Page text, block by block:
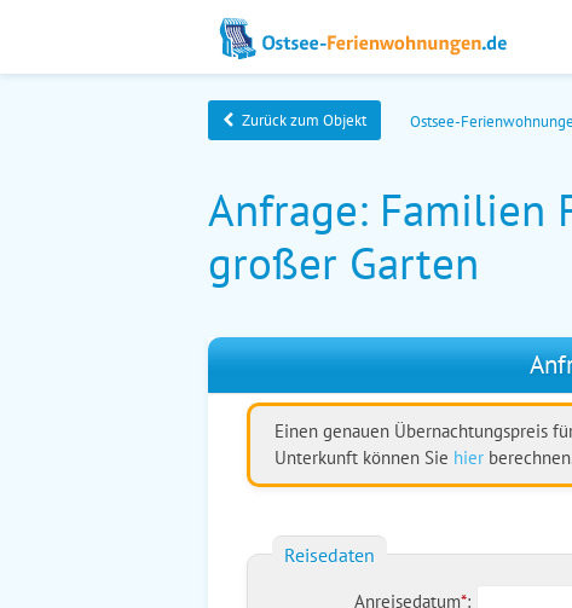
Zurück zum Objekt Ostsee-
Anfrage: Familien
großer Garten
Einen genauen Übernachtungspreis
Unterkunft können Sie hier
Reisedaten
Anreisedatum*: